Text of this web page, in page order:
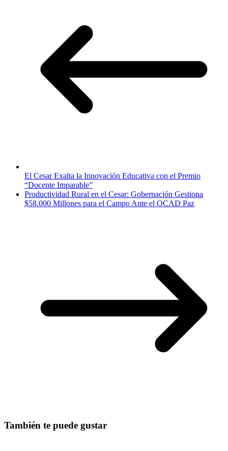
El Cesar Exalta la Innovación Educativa con el Premio
“Docente Imparable”
Productividad Rural en el Cesar: Gobernación Gestiona
$58.000 Millones para el Campo Ante el OCAD Paz
También te puede gustar